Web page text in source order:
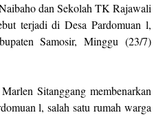
dan Sekolah TK Rajawali
terjadi di Desa Pardomuan l,
Samosir, Minggu (23/7)
Sitanggang membenarkan
l, salah satu rumah warga